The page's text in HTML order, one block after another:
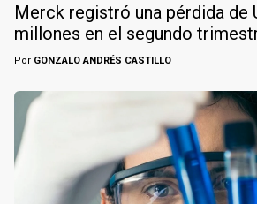
Merck registró una pérdida de
millones en el segundo
Por GONZALO ANDRÉS CASTILLO